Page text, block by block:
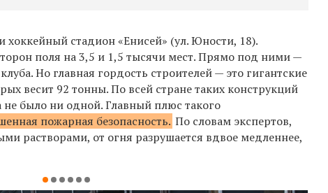
хоккейный стадион «Енисей» (ул. Юности, 18).
поля на 3,5 и 1,5 тысячи мест. Прямо под ними —
Но главная гордость строителей — это гигантские
весит 92 тонны. По всей стране таких конструкций
не было ни одной. Главный плюс такого
пожарная безопасность. По словам экспертов,
растворами, от огня разрушается вдвое медленнее,